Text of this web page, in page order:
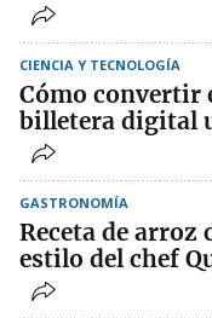
CIENCIA Y TECNOLOGÍA
Cómo convertir
billetera digital
GASTRONOMÍA
Receta de arroz
estilo del chef